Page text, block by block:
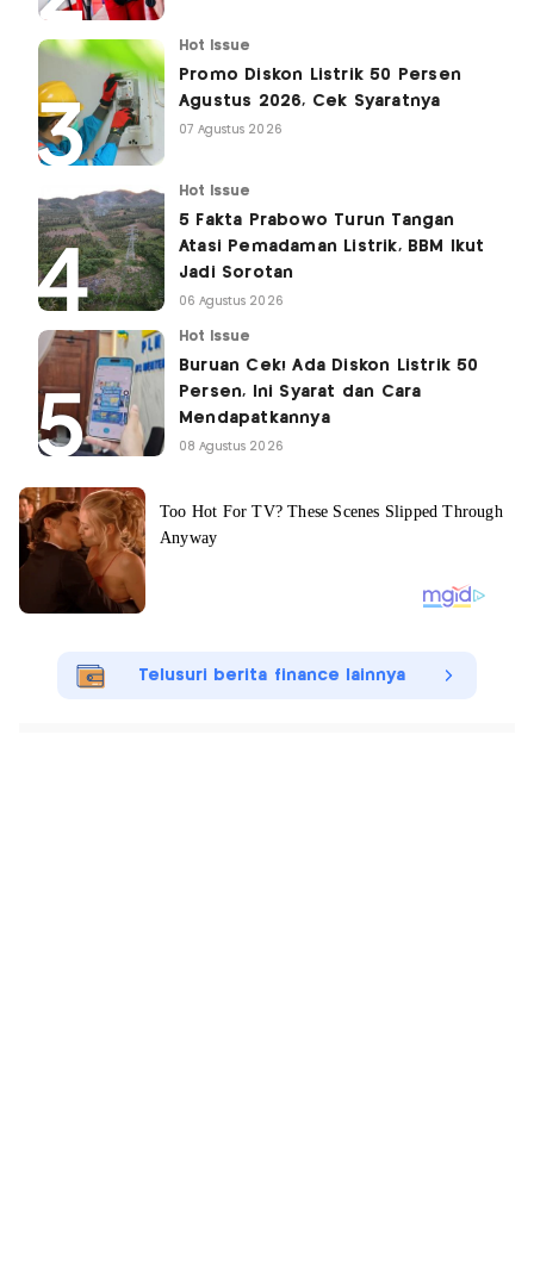
Hot Issue
Promo Diskon Listrik 50 Persen
Agustus 2026, Cek Syaratnya
07 Agustus 2026
Hot Issue
5 Fakta Prabowo Turun Tangan
Atasi Pemadaman Listrik, BBM Ikut
Jadi Sorotan
06 Agustus 2026
Hot Issue
Buruan Cek! Ada Diskon Listrik 50
Persen, Ini Syarat dan Cara
Mendapatkannya
08 Agustus 2026
Telusuri berita finance lainnya